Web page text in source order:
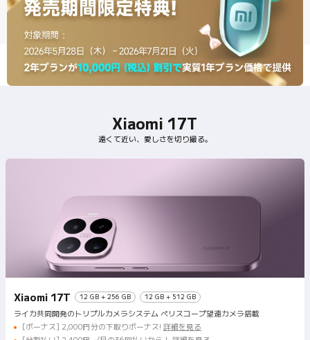
Xiaomi 17T
遠くて近い、愛しさを切り撮る。
Xiaomi 17T 12 GB + 256 GB 12 GB + 512 GB
ライカ共同開発のトリプルカメラシステム ペリスコープ望遠カメラ搭載
[ボーナス] 2,000円分の下取りボーナス! 詳細を見る